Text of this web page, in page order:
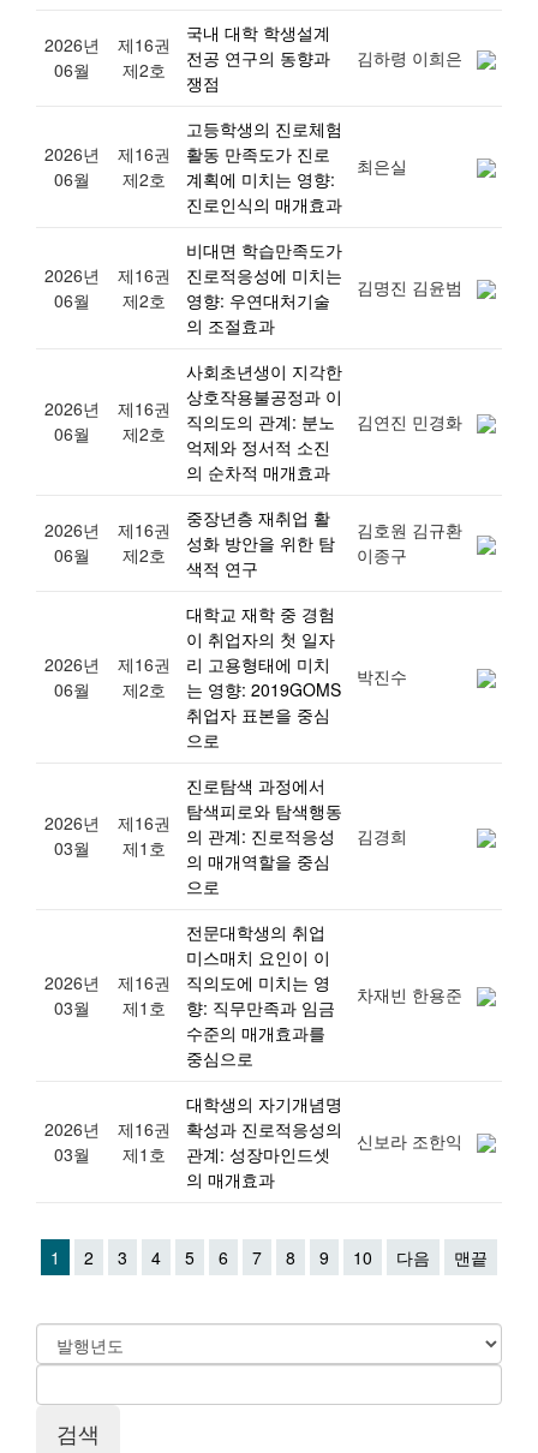
2026년
06월
제16권
제2호
국내 대학 학생설계
전공 연구의 동향과
쟁점
김하령 이희은
2026년
06월
제16권
제2호
고등학생의 진로체험
활동 만족도가 진로
계획에 미치는 영향:
진로인식의 매개효과
최은실
2026년
06월
제16권
제2호
비대면 학습만족도가
진로적응성에 미치는
영향: 우연대처기술
의 조절효과
김명진 김윤범
2026년
06월
제16권
제2호
사회초년생이 지각한
상호작용불공정과 이
직의도의 관계: 분노
억제와 정서적 소진
의 순차적 매개효과
김연진 민경화
2026년
06월
제16권
제2호
중장년층 재취업 활
성화 방안을 위한 탐
색적 연구
김호원 김규환
이종구
2026년
06월
제16권
제2호
대학교 재학 중 경험
이 취업자의 첫 일자
리 고용형태에 미치
는 영향: 2019GOMS
취업자 표본을 중심
으로
박진수
2026년
03월
제16권
제1호
진로탐색 과정에서
탐색피로와 탐색행동
의 관계: 진로적응성
의 매개역할을 중심
으로
김경희
2026년
03월
제16권
제1호
전문대학생의 취업
미스매치 요인이 이
직의도에 미치는 영
향: 직무만족과 임금
수준의 매개효과를
중심으로
차재빈 한용준
2026년
03월
제16권
제1호
대학생의 자기개념명
확성과 진로적응성의
관계: 성장마인드셋
의 매개효과
신보라 조한익
1 2 3 4 5 6 7 8 9 10 다음 맨끝